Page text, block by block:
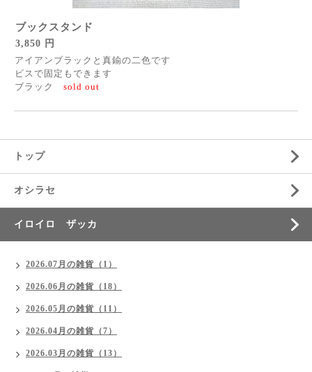
ブックスタンド
3,850 円
アイアンブラックと真鍮の二色です
ビスで固定もできます
ブラック sold out
トップ
オシラセ
イロイロ ザッカ
2026.07月の雑貨（1）
2026.06月の雑貨（18）
2026.05月の雑貨（11）
2026.04月の雑貨（7）
2026.03月の雑貨（13）